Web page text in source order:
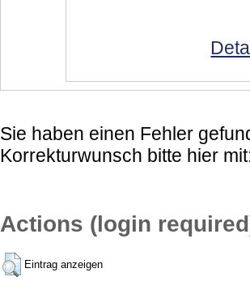
Sie haben einen Fehler
Korrekturwunsch bitte hier
Actions (login
Eintrag anzeigen